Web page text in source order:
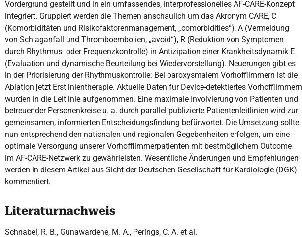
Vordergrund gestellt und in ein umfassendes, interprofessionelles AF-CARE-Konzept
integriert. Gruppiert werden die Themen anschaulich um das Akronym CARE, C
(Komorbiditäten und Risikofaktorenmanagement, „comorbidities“), A (Vermeidung
von Schlaganfall und Thromboembolien, „avoid“), R (Reduktion von Symptomen
durch Rhythmus- oder Frequenzkontrolle) in Antizipation einer Krankheitsdynamik E
(Evaluation und dynamische Beurteilung bei Wiedervorstellung). Neuerungen gibt es
in der Priorisierung der Rhythmuskontrolle: Bei paroxysmalem Vorhofflimmern ist die
Ablation jetzt Erstlinientherapie. Aktuelle Daten für Device-detektiertes Vorhofflimmern
wurden in die Leitlinie aufgenommen. Eine maximale Involvierung von Patienten und
betreuender Personenkreise u. a. durch parallel publizierte Patientenleitlinien wird zur
gemeinsamen, informierten Entscheidungsfindung befürwortet. Die Umsetzung sollte
nun entsprechend den nationalen und regionalen Gegebenheiten erfolgen, um eine
optimale Versorgung unserer Vorhofflimmerpatienten mit bestmöglichem Outcome
im AF-CARE-Netzwerk zu gewährleisten. Wesentliche Änderungen und Empfehlungen
werden in diesem Artikel aus Sicht der Deutschen Gesellschaft für Kardiologie (DGK)
kommentiert.
Literaturnachweis
Schnabel, R. B., Gunawardene, M. A., Perings, C. A. et al.